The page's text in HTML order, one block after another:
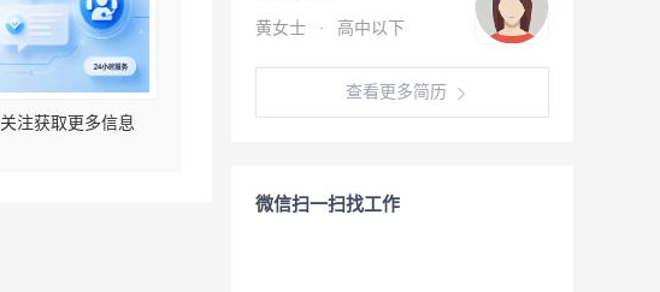
关注获取更多信息
黄女士 · 高中以下
查看更多简历
微信扫一扫找工作